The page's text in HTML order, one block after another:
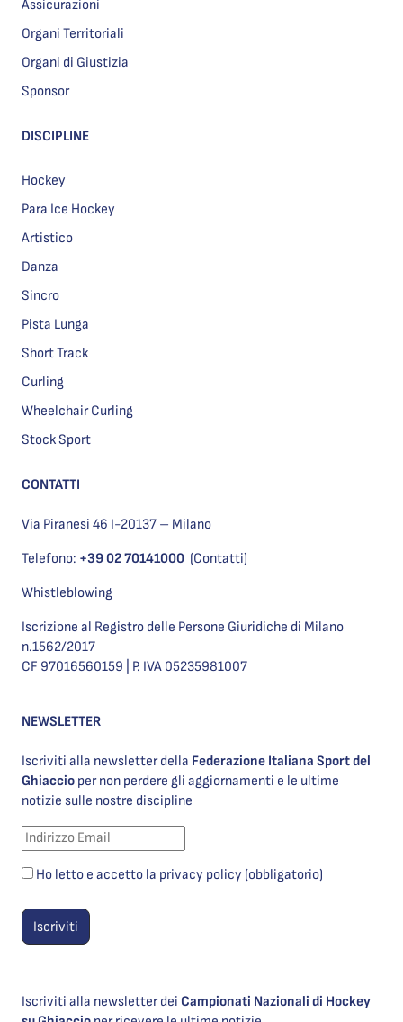
Assicurazioni
Organi Territoriali
Organi di Giustizia
Sponsor
DISCIPLINE
Hockey
Para Ice Hockey
Artistico
Danza
Sincro
Pista Lunga
Short Track
Curling
Wheelchair Curling
Stock Sport
CONTATTI
Via Piranesi 46 I-20137 – Milano
Telefono: +39 02 70141000 (Contatti)
Whistleblowing
Iscrizione al Registro delle Persone Giuridiche di Milano
n.1562/2017
CF 97016560159 | P. IVA 05235981007
NEWSLETTER
Iscriviti alla newsletter della Federazione Italiana Sport del
Ghiaccio per non perdere gli aggiornamenti e le ultime
notizie sulle nostre discipline
Ho letto e accetto la privacy policy (obbligatorio)
Iscriviti alla newsletter dei Campionati Nazionali di Hockey